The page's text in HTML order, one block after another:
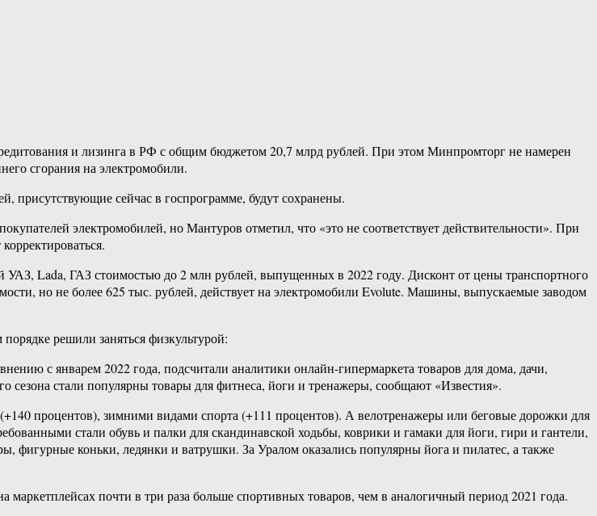
и лизинга в РФ с общим бюджетом 20,7 млрд рублей. При этом Минпромторг не намерен
сгорания на электромобили.
присутствующие сейчас в госпрограмме, будут сохранены.
электромобилей, но Мантуров отметил, что «это не соответствует действительности». При
Lada, ГАЗ стоимостью до 2 млн рублей, выпущенных в 2022 году. Дисконт от цены транспортного
но не более 625 тыс. рублей, действует на электромобили Evolute. Машины, выпускаемые заводом
решили заняться физкультурой:
с январем 2022 года, подсчитали аналитики онлайн-гипермаркета товаров для дома, дачи,
сезона стали популярны товары для фитнеса, йоги и тренажеры, сообщают «Известия».
процентов), зимними видами спорта (+111 процентов). А велотренажеры или беговые дорожки для
стали обувь и палки для скандинавской ходьбы, коврики и гамаки для йоги, гири и гантели,
коньки, ледянки и ватрушки. За Уралом оказались популярны йога и пилатес, а также
почти в три раза больше спортивных товаров, чем в аналогичный период 2021 года.